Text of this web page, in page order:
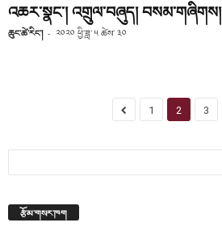
འཆར་སྣང་། འགྲུལ་བཞུད། བསམ་གཞིགས།
ཆུང་ཚེ་རིང་། - ༢༠༢༠ ཕྱི་ཟླ་ ༥ ཚེས་ ༣༠
1 2 3
རྩོམ་གསར་ཁག